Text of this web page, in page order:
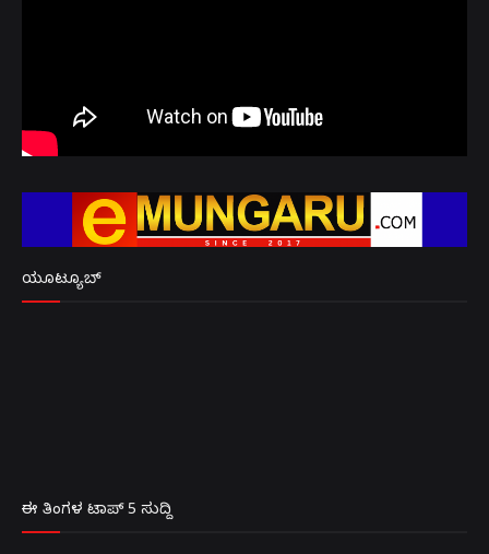
ಯೂಟ್ಯೂಬ್
ಈ ತಿಂಗಳ ಟಾಪ್ 5 ಸುದ್ದಿ